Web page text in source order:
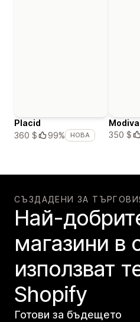
Placid
360 $
99% НОВА
Modiva
350 $
СЪЗДАДЕНИ ЗА
Най-
магазини в
използват
Shopify
Готови за бъдещето